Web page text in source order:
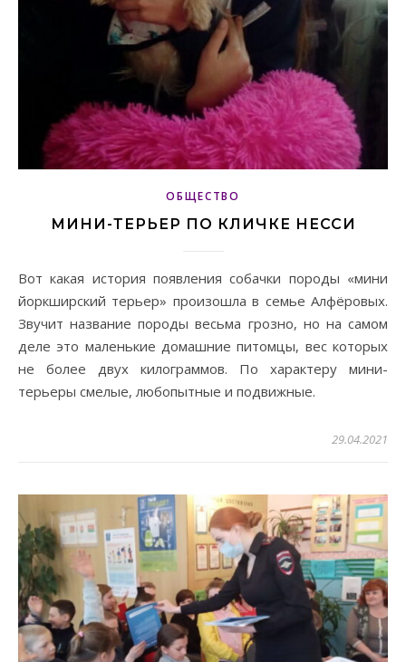
ОБЩЕСТВО
МИНИ-ТЕРЬЕР ПО КЛИЧКЕ НЕССИ
Вот какая история появления собачки породы «мини
йоркширский терьер» произошла в семье Алфёровых.
Звучит название породы весьма грозно, но на самом
деле это маленькие домашние питомцы, вес которых
не более двух килограммов. По характеру мини-
терьеры смелые, любопытные и подвижные.
29.04.2021